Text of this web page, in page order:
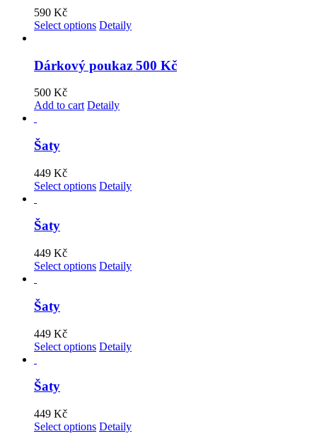
590 Kč
Select options Detaily
Dárkový poukaz 500 Kč
500 Kč
Add to cart Detaily
Šaty
449 Kč
Select options Detaily
Šaty
449 Kč
Select options Detaily
Šaty
449 Kč
Select options Detaily
Šaty
449 Kč
Select options Detaily